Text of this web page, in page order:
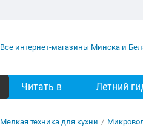
Читать в Летний
Мелкая техника для кухни /